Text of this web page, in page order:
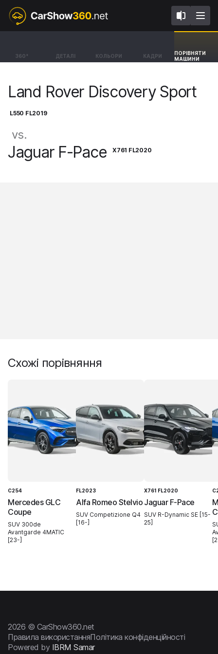
360° ДЕТАЛІ КОЛЬОРИ КАДРИ
ПОРІВНЯТИ
МАШИНИ
Land Rover Discovery SportJaguar F-Pace
Land Rover Discovery Sport
L550 FL2019
vs.
Jaguar F-Pace X761 FL2020
Схожі порівняння
C254
Mercedes GLC
Coupe
SUV 300de
Avantgarde 4MATIC
[23-]
FL2023
Alfa Romeo Stelvio
SUV Competizione Q4
[16-]
X761 FL2020
Jaguar F-Pace
SUV R-Dynamic SE [15-
25]
2026 © CarShow360.net
Правила використанняПолітика конфіденційності
Powered by IBRM Samar